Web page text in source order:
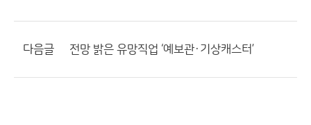
다음글 전망 밝은 유망직업 ‘예보관·기상캐스터’